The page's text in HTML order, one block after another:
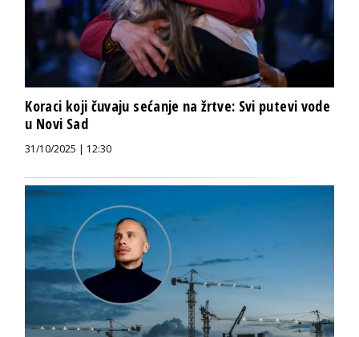
Koraci koji čuvaju sećanje na žrtve: Svi putevi vode
u Novi Sad
31/10/2025 | 12:30